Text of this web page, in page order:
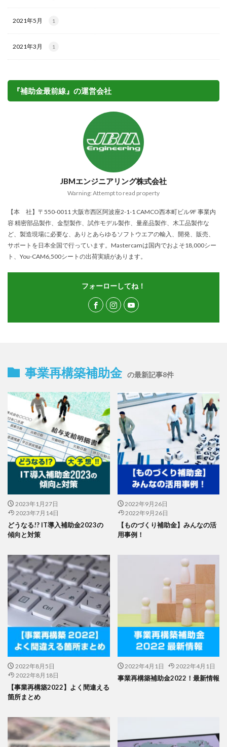
2021年5月 1
2021年3月 1
『補助金最前線』の運営会社
JBMエンジニアリング株式会社
Warning: Attempt to read property
【本 社】〒550-0011 大阪市西区阿波座2-1-1 CAMCO西本町ビル9F 事業内
容 精密部品製作、金型製作、試作モデル製作、量産品製作、木工品製作な
ど、製造現場に必要な、ありとあらゆるソフトウエアの輸入、開発、販売、
サポートを日本全国で行っています。Mastercamは国内でおよそ18,000シー
ト、You-CAM6,500シートの出荷実績があります。
フォーローしてね！
事業再構築補助金 の最新記事8件
2023年1月27日
2023年7月14日
どうなる!? IT導入補助金2023の
傾向と対策
2022年9月26日
2022年9月26日
【ものづくり補助金】みんなの活
用事例！
2022年8月5日
2022年8月18日
【事業再構築2022】よく間違える
箇所まとめ
2022年4月1日 2022年4月1日
事業再構築補助金2022！最新情報